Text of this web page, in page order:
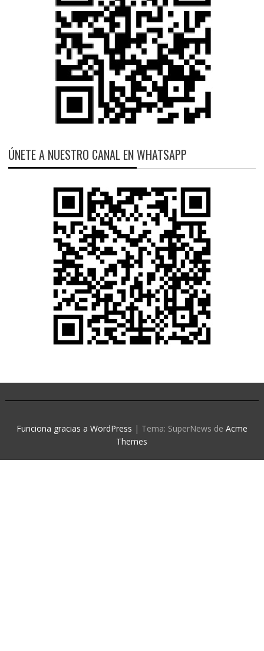
ÚNETE A NUESTRO CANAL EN WHATSAPP
Funciona gracias a WordPress | Tema: SuperNews de Acme
Themes